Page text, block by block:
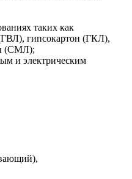
таких как
гипсокартон (ГКЛ),
(СМЛ);
и электрическим